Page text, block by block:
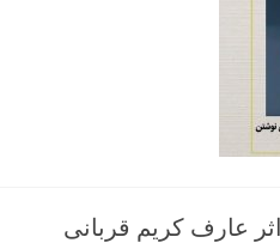
عارف کریم قربانی